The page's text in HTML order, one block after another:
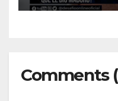
Comments